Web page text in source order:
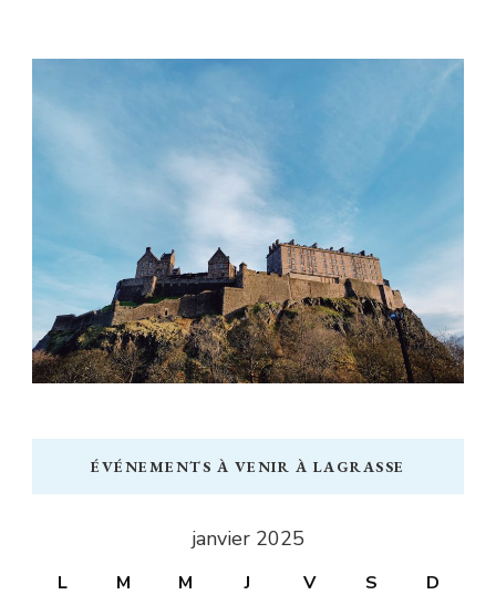
ÉVÉNEMENTS À VENIR À LAGRASSE
janvier 2025
L M M J V S D